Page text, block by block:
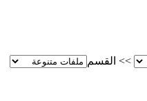
>> القسم